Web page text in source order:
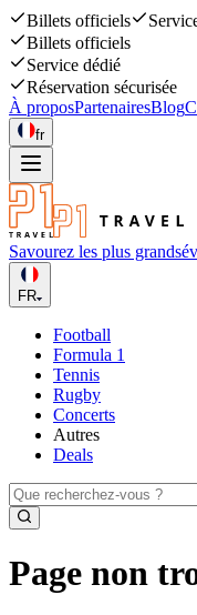
Billets officiels
Billets officiels
Service dédié
Réservation sécurisée
À proposPartenairesBlog
fr
Savourez les plus grands
FR
Football
Formula 1
Tennis
Rugby
Concerts
Autres
Deals
Page non